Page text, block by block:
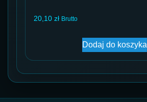
20,10 zł Brutto
Dodaj do koszyka